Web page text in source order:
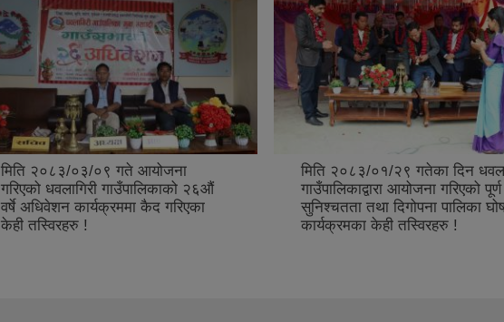
मिति २०८३/०१/२९ गतेका दिन धवलागिरी
गाउँपालिकाद्वारा आयोजना गरिएको पूर्ण खोप
सुनिश्चतता तथा दिगोपना पालिका घोषणा
कार्यक्रमका केही तस्विरहरु !
बजार अनुगमन प्रतिवेदन २०८२